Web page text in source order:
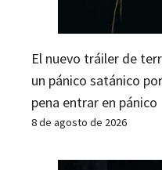
El nuevo tráiler de
un pánico satánico
pena entrar en pánico
8 de agosto de 2026